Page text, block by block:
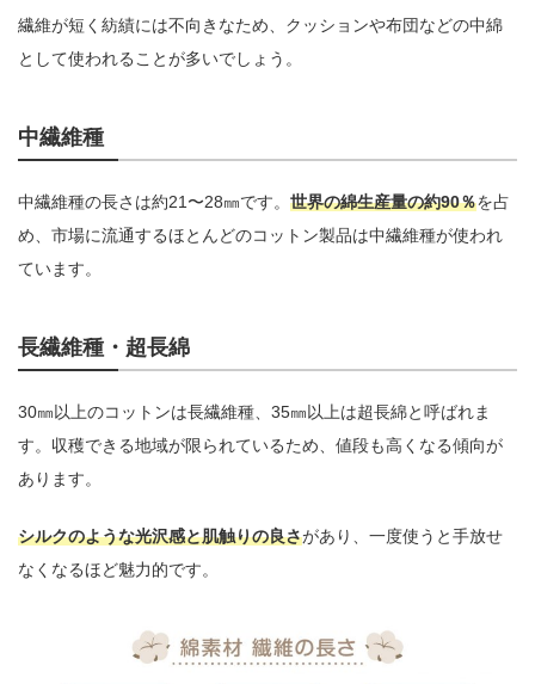
繊維が短く紡績には不向きなため、クッションや布団などの中綿
として使われることが多いでしょう。
中繊維種
中繊維種の長さは約21〜28㎜です。 世界の綿生産量の約90％を占
め、市場に流通するほとんどのコットン製品は中繊維種が使われ
ています。
長繊維種・超長綿
30㎜以上のコットンは長繊維種、35㎜以上は超長綿と呼ばれま
す。収穫できる地域が限られているため、値段も高くなる傾向が
あります。
シルクのような光沢感と肌触りの良さがあり、一度使うと手放せ
なくなるほど魅力的です。